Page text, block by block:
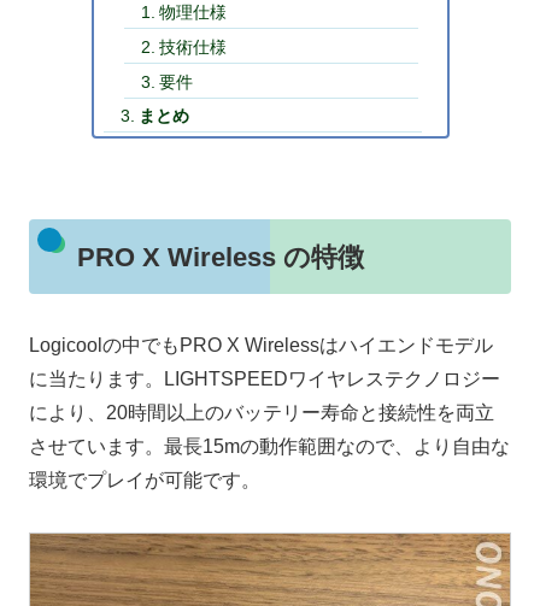
物理仕様
技術仕様
要件
まとめ
PRO X Wireless の特徴
Logicoolの中でもPRO X Wirelessはハイエンドモデル
に当たります。LIGHTSPEEDワイヤレステクノロジー
により、20時間以上のバッテリー寿命と接続性を両立
させています。最長15mの動作範囲なので、より自由な
環境でプレイが可能です。